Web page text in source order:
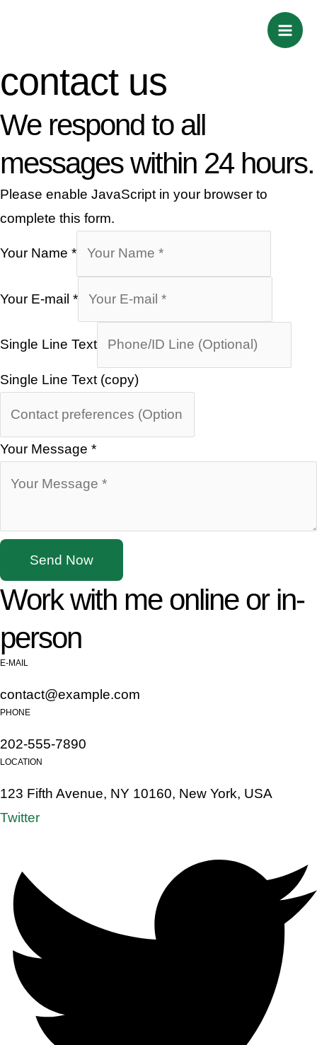
contact us
We respond to all
messages within 24 hours.
Please enable JavaScript in your browser to
complete this form.
Your Name *
Your E-mail *
Single Line Text
Single Line Text (copy)
Your Message *
Send Now
Work with me online or in-
person
E-MAIL
contact@example.com
PHONE
202-555-7890
LOCATION
123 Fifth Avenue, NY 10160, New York, USA
Twitter